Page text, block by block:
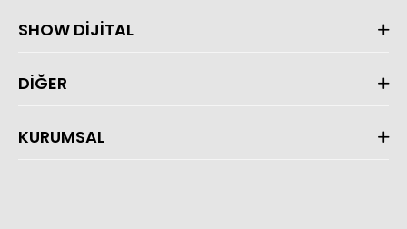
SHOW DİJİTAL
DİĞER
KURUMSAL